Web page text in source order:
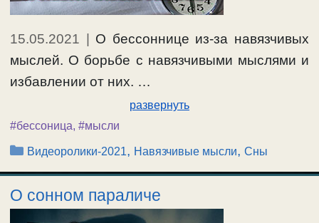
15.05.2021 | О бессоннице из-за навязчивых
мыслей. О борьбе с навязчивыми мыслями и
избавлении от них. …
развернуть
#бессоница, #мысли
Рубрики
Видеоролики-2021, Навязчивые мысли,Сны
О сонном параличе